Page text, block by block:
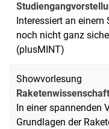
Interessiert an
noch nicht ganz
(plusMINT)
Showvorlesung
In einer spannenden
Grundlagen der